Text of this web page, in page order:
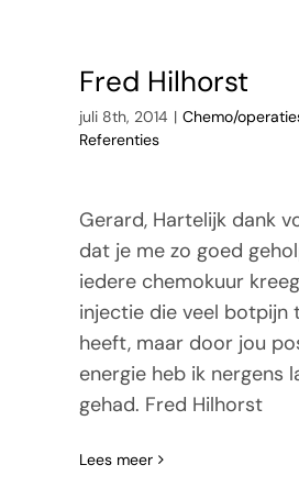
Fred Hilhorst
juli 8th, 2014 | Chemo/
Referenties
Gerard, Hartelijk dank
dat je me zo goed
iedere chemokuur
injectie die veel botpijn
heeft, maar door jou
energie heb ik nergens
gehad. Fred Hilhorst
Lees meer